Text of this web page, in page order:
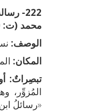
222- رسالة في إقامة التعزير علىٰ المُفسد من غير توقُّف علىٰ مُدَّعٍ:
محمد (ت: 970هـ=1563م)
الوصف:
المكان:
تبصِراتٌ:
المُزوِّر،
«رسائلُ